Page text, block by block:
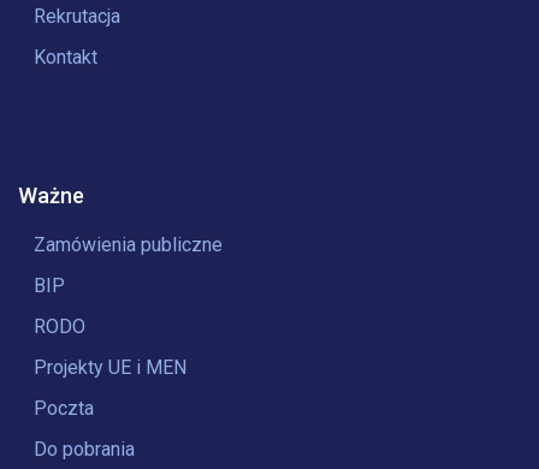
Rekrutacja
Kontakt
Ważne
Zamówienia publiczne
BIP
RODO
Projekty UE i MEN
Poczta
Do pobrania